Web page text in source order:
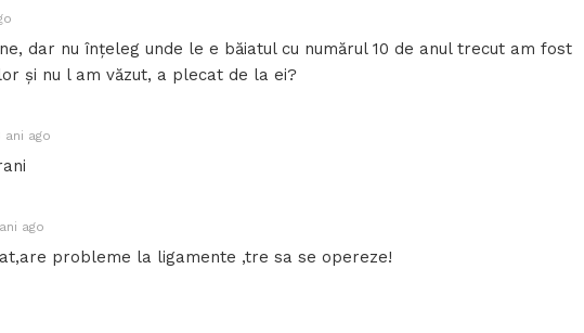
dar nu înțeleg unde le e băiatul cu numărul 10 de anul trecut am fost
și nu l am văzut, a plecat de la ei?
ani ago
ago
probleme la ligamente ,tre sa se opereze!